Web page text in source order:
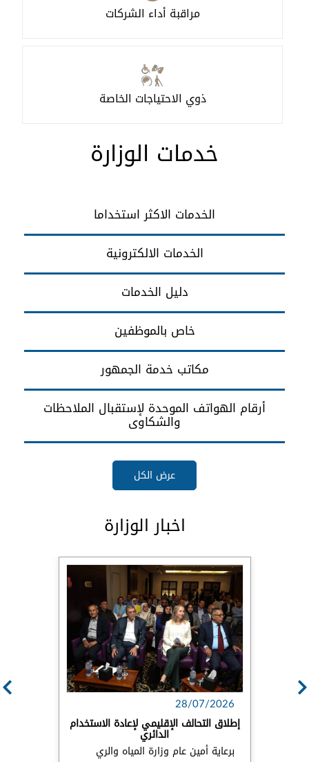
مراقبة أداء الشركات
ذوي الاحتياجات الخاصة
خدمات الوزارة
الخدمات الاكثر استخداما
الخدمات الالكترونية
دليل الخدمات
خاص بالموظفين
مكاتب خدمة الجمهور
أرقام الهواتف الموحدة لإستقبال الملاحظات
والشكاوى
عرض الكل
اخبار الوزارة
28/07/2026
إطلاق التحالف الإقليمي لإعادة الاستخدام
الدائري
برعاية أمين عام وزارة المياه والري